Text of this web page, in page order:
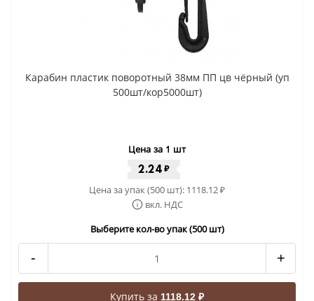
Карабин пластик поворотный 38мм ПП цв чёрный (уп
500шт/кор5000шт)
Цена за 1 шт
2.24 ₽
Цена за упак (500 шт): 1118.12₽
вкл. НДС
Выберите кол-во упак (500 шт)
- +
Купить за 1118.12 ₽